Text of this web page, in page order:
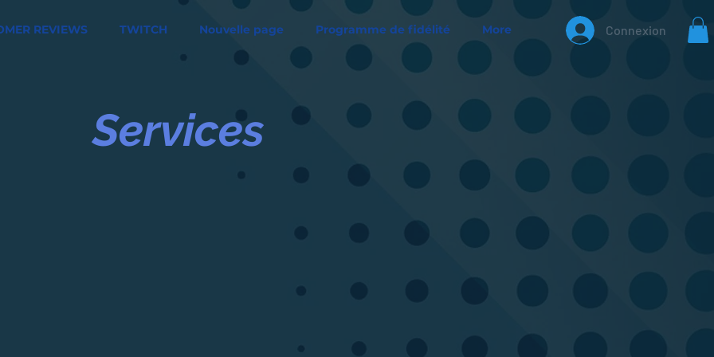
REVIEWS TWITCH Nouvelle page Programme de fidélité More Connexion
Services